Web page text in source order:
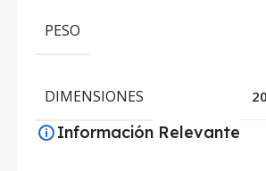
PESO
DIMENSIONES
Información Relevante